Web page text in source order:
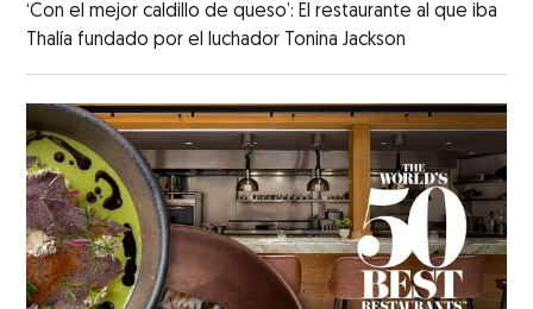
‘Con el mejor caldillo de queso’: El restaurante al que iba
Thalía fundado por el luchador Tonina Jackson